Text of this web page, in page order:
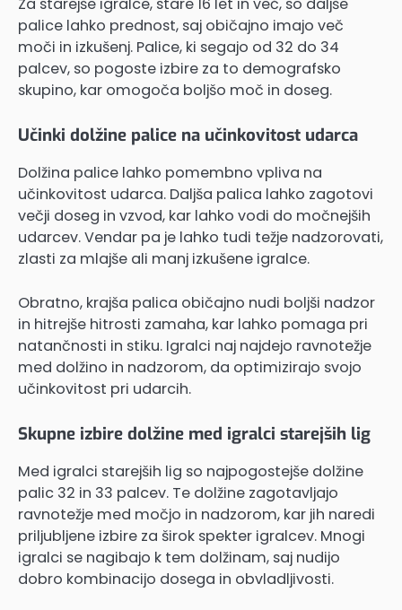
Za starejše igralce, stare 16 let in več, so daljše
palice lahko prednost, saj običajno imajo več
moči in izkušenj. Palice, ki segajo od 32 do 34
palcev, so pogoste izbire za to demografsko
skupino, kar omogoča boljšo moč in doseg.
Učinki dolžine palice na učinkovitost udarca
Dolžina palice lahko pomembno vpliva na
učinkovitost udarca. Daljša palica lahko zagotovi
večji doseg in vzvod, kar lahko vodi do močnejših
udarcev. Vendar pa je lahko tudi težje nadzorovati,
zlasti za mlajše ali manj izkušene igralce.
Obratno, krajša palica običajno nudi boljši nadzor
in hitrejše hitrosti zamaha, kar lahko pomaga pri
natančnosti in stiku. Igralci naj najdejo ravnotežje
med dolžino in nadzorom, da optimizirajo svojo
učinkovitost pri udarcih.
Skupne izbire dolžine med igralci starejših lig
Med igralci starejših lig so najpogostejše dolžine
palic 32 in 33 palcev. Te dolžine zagotavljajo
ravnotežje med močjo in nadzorom, kar jih naredi
priljubljene izbire za širok spekter igralcev. Mnogi
igralci se nagibajo k tem dolžinam, saj nudijo
dobro kombinacijo dosega in obvladljivosti.